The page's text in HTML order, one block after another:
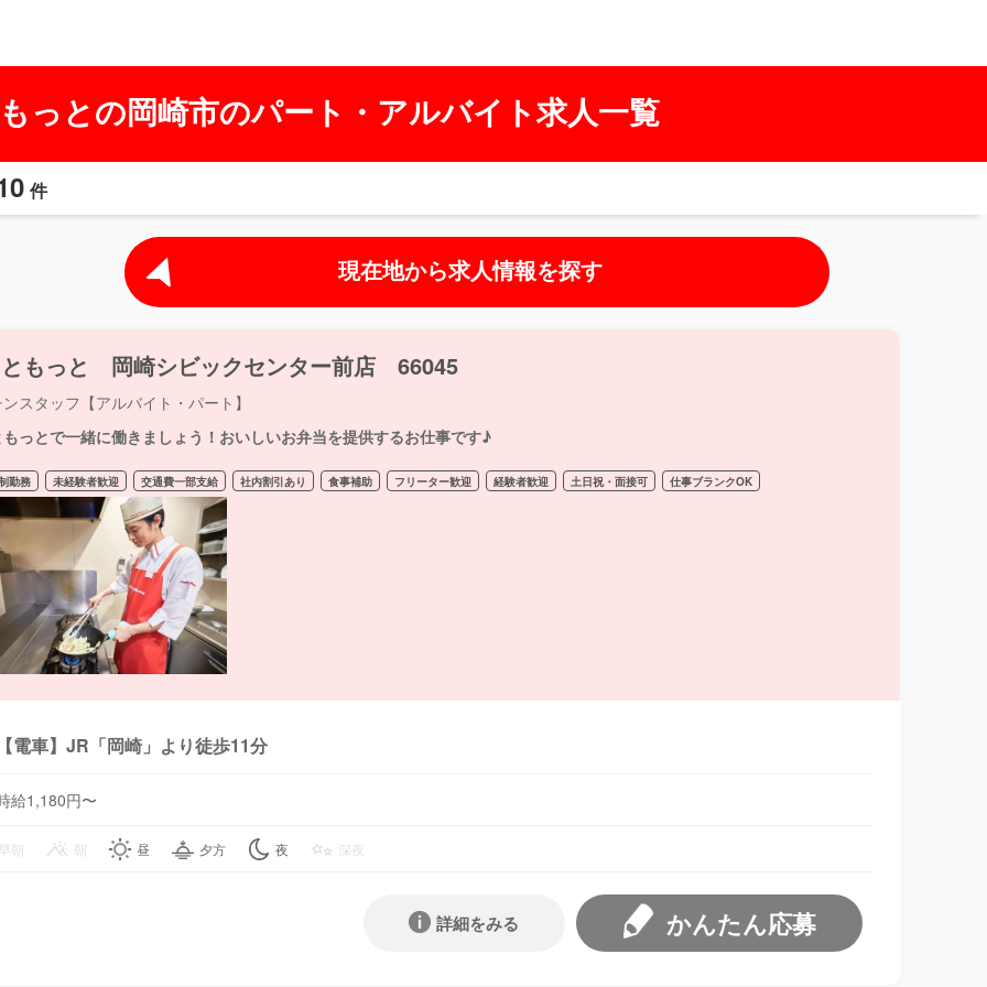
っとの岡崎市のパート・アルバイト求人一覧
件
現在地から求人情報を探す
もっと 岡崎シビックセンター前店 66045
スタッフ【アルバイト・パート】
っとで一緒に働きましょう！おいしいお弁当を提供するお仕事です♪
勤務 未経験者歓迎 交通費一部支給 社内割引あり 食事補助 フリーター歓迎 経験者歓迎 土日祝・面接可 仕事ブランクOK
電車】JR「岡崎」より徒歩11分
給1,180円〜
朝 朝 昼 夕方 夜 深夜
かんたん応募
詳細をみる